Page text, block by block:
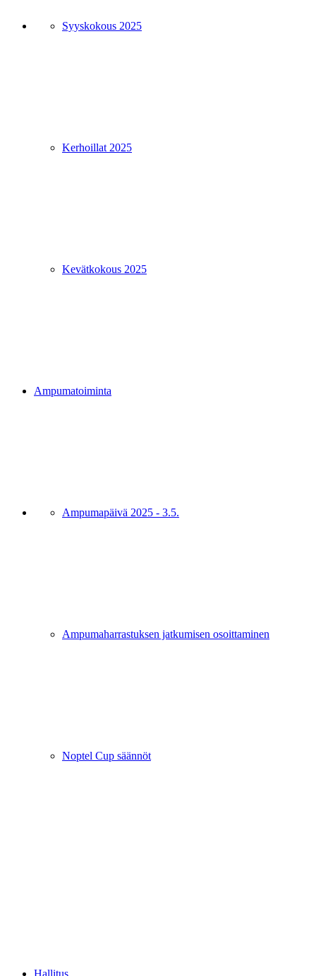
Syyskokous 2025
Kerhoillat 2025
Kevätkokous 2025
Ampumatoiminta
Ampumapäivä 2025 - 3.5.
Ampumaharrastuksen jatkumisen osoittaminen
Noptel Cup säännöt
Hallitus